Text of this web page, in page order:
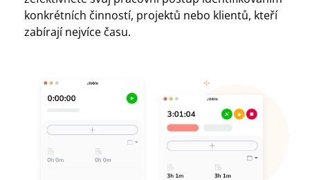
konkrétních činností, projektů nebo klientů, kteří
zabírají nejvíce času.